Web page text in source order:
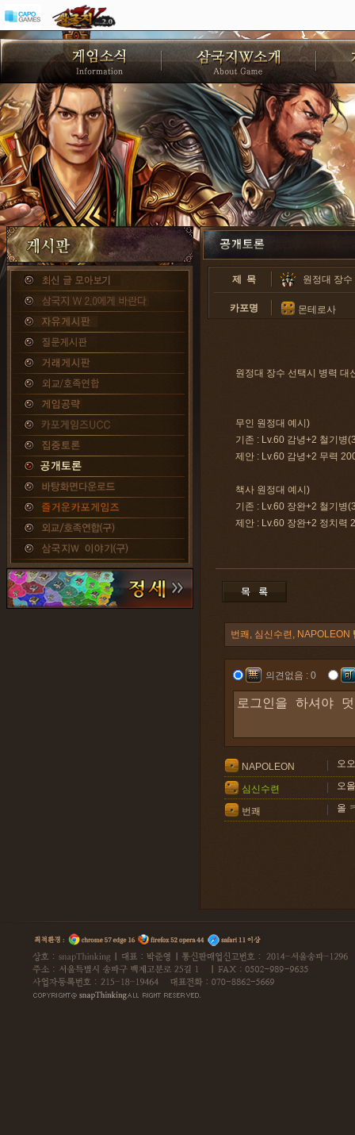
제 목 원정대 장
카포명 몬테로사
원정대 장수 선택시 병력 대
무인 원정대 예시)
기존 : Lv.60 감녕+2 철기병
제안 : Lv.60 감녕+2 무력
책사 원정대 예시)
기존 : Lv.60 장완+2 철기병
제안 : Lv.60 장완+2 정치력
번쾌, 심신수련, NAPOLEON
의견없음 : 0
NAPOLEON 오
심신수련 오
번쾌 올